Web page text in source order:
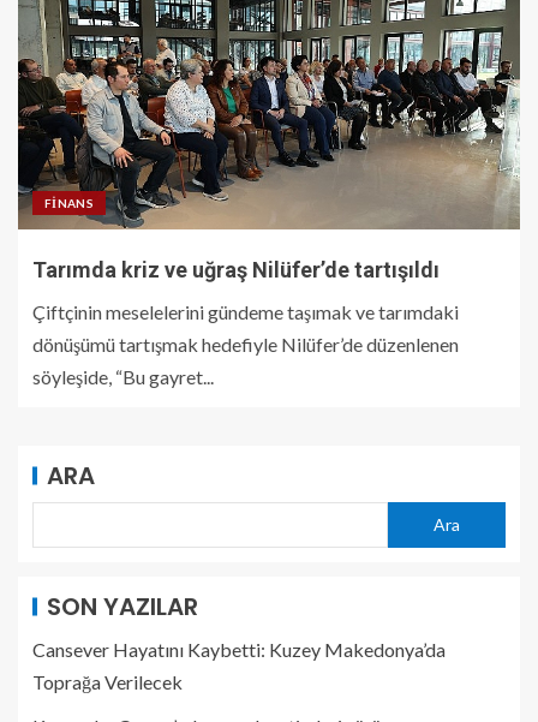
FINANS
Tarımda kriz ve uğraş Nilüfer’de tartışıldı
Çiftçinin meselelerini gündeme taşımak ve tarımdaki
dönüşümü tartışmak hedefiyle Nilüfer’de düzenlenen
söyleşide, “Bu gayret...
ARA
Ara
SON YAZILAR
Cansever Hayatını Kaybetti: Kuzey Makedonya’da
Toprağa Verilecek